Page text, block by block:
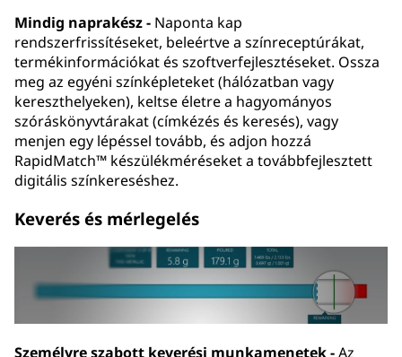
Mindig naprakész - Naponta kap
rendszerfrissítéseket, beleértve a színreceptúrákat,
termékinformációkat és szoftverfejlesztéseket. Ossza
meg az egyéni színképleteket (hálózatban vagy
kereszthelyeken), keltse életre a hagyományos
szóráskönyvtárakat (címkézés és keresés), vagy
menjen egy lépéssel tovább, és adjon hozzá
RapidMatch™ készülékméréseket a továbbfejlesztett
digitális színkereséshez.
Keverés és mérlegelés
Személyre szabott keverési munkamenetek -Az